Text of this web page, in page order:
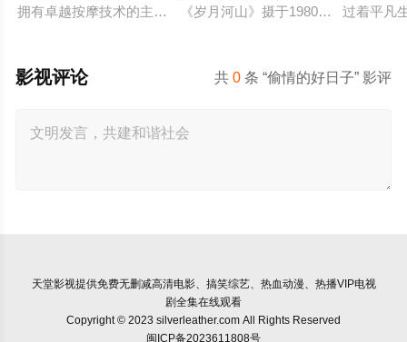
拥有卓越按摩技术的主人公·小手指向阳。立志成为运动医生的
《岁月河山》摄于1980年，是一小
过着平凡
共0 条 “偷情的好日子” 影评
影视评论
天堂影视提供免费无删减高清电影、搞笑综艺、热血动漫、热播VIP电视
剧全集在线观看
Copyright © 2023 silverleather.com All Rights Reserved
闽ICP备2023611808号